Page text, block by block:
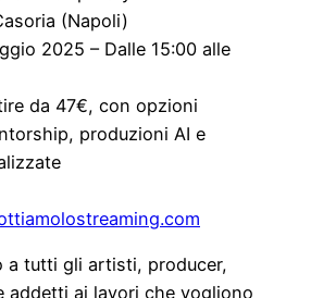
(Napoli)
2025 – Dalle 15:00 alle
da 47€, con opzioni
produzioni AI e
a tutti gli artisti, producer,
addetti ai lavori che vogliono